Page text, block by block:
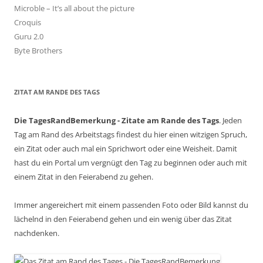
Microble – It’s all about the picture
Croquis
Guru 2.0
Byte Brothers
ZITAT AM RANDE DES TAGS
Die TagesRandBemerkung - Zitate am Rande des Tags. Jeden
Tag am Rand des Arbeitstags findest du hier einen witzigen Spruch,
ein Zitat oder auch mal ein Sprichwort oder eine Weisheit. Damit
hast du ein Portal um vergnügt den Tag zu beginnen oder auch mit
einem Zitat in den Feierabend zu gehen.
Immer angereichert mit einem passenden Foto oder Bild kannst du
lächelnd in den Feierabend gehen und ein wenig über das Zitat
nachdenken.